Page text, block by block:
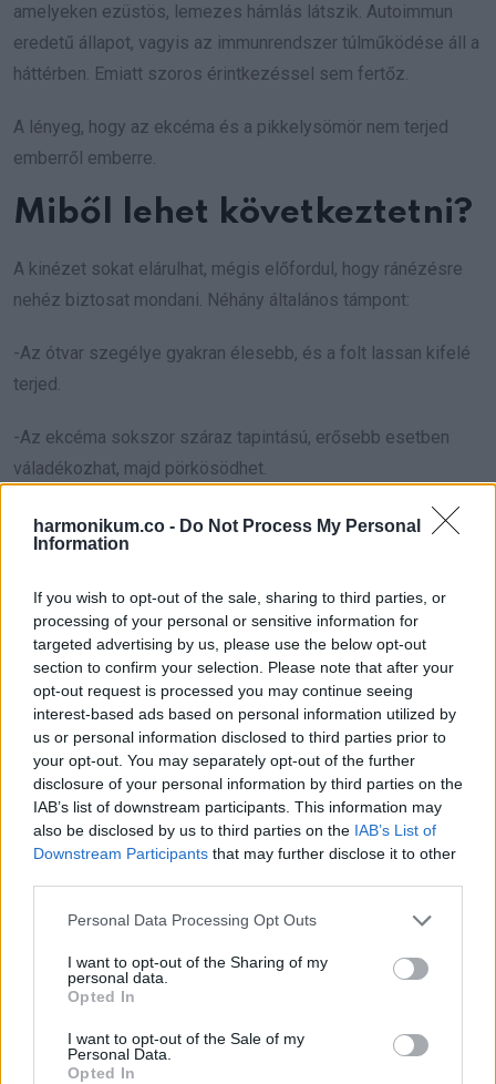
harmonikum.co - Do Not Process My Personal
Information
If you wish to opt-out of the sale, sharing to third parties, or
processing of your personal or sensitive information for
targeted advertising by us, please use the below opt-out
section to confirm your selection. Please note that after your
opt-out request is processed you may continue seeing
interest-based ads based on personal information utilized by
us or personal information disclosed to third parties prior to
your opt-out. You may separately opt-out of the further
disclosure of your personal information by third parties on the
IAB’s list of downstream participants. This information may
also be disclosed by us to third parties on the IAB’s List of
Downstream Participants that may further disclose it to other
Please note that this website/app uses one or more Google
not limited to your visit or usage behaviour. You may click to
grant or deny consent to Google and its third-party tags to
use your data for below specified purposes in below Google
consent section.
Personal Data Processing Opt Outs
I want to opt-out of the Sharing of my
personal data.
Opted In
I want to opt-out of the Sale of my
Personal Data.
Opted In
amelyeken ezüstös, lemezes hámlás látszik. Autoimmun
eredetű állapot, vagyis az immunrendszer túlműködése áll a
háttérben. Emiatt szoros érintkezéssel sem fertőz.
A lényeg, hogy az ekcéma és a pikkelysömör nem terjed
emberről emberre.
Miből lehet következtetni?
A kinézet sokat elárulhat, mégis előfordul, hogy ránézésre
nehéz biztosat mondani. Néhány általános támpont:
-Az ótvar szegélye gyakran élesebb, és a folt lassan kifelé
terjed.
-Az ekcéma sokszor száraz tapintású, erősebb esetben
váladékozhat, majd pörkösödhet.
-A pikkelysömör általában vastagabb, és gyakran a
könyökön, térden vagy a fejbőrön is megjelenik.
Az is árulkodó lehet, ha a szteroidtartalmú krémek mellett
romlik a helyzet, mert ezek néha felerősíthetik a gombás
kiütést.
Mikor érdemes orvoshoz
fordulni?
Kérj orvosi segítséget, ha:
-a kiütés tovább terjed
-fáj, erősen viszket, vagy begyullad
-a vény nélkül kapható kezelés nem javít rajta